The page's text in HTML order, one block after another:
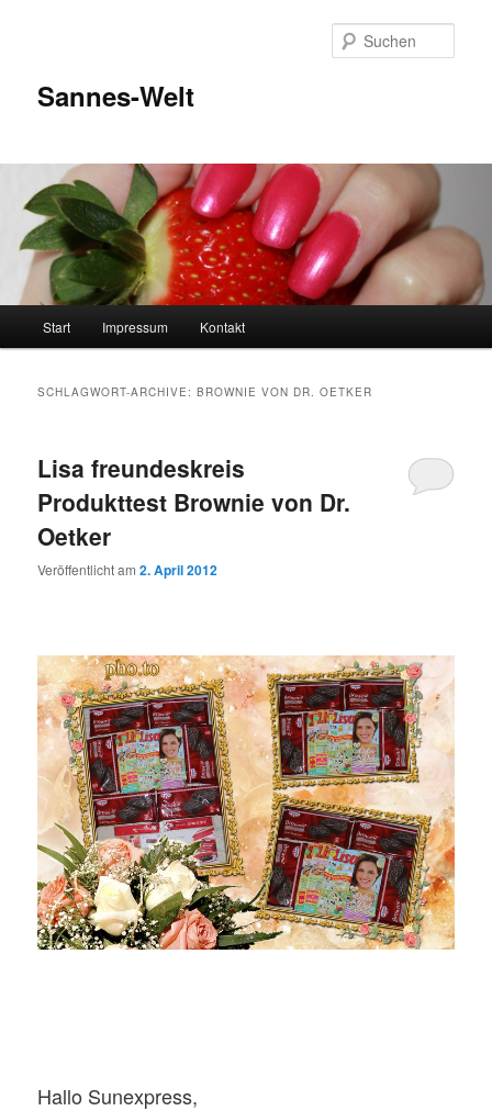
Sannes-Welt
Start Impressum Kontakt
SCHLAGWORT-ARCHIVE:BROWNIE VON DR. OETKER
Lisa freundeskreis
Produkttest Brownie von Dr.
Oetker
Veröffentlicht am2. April 2012
Hallo Sunexpress,